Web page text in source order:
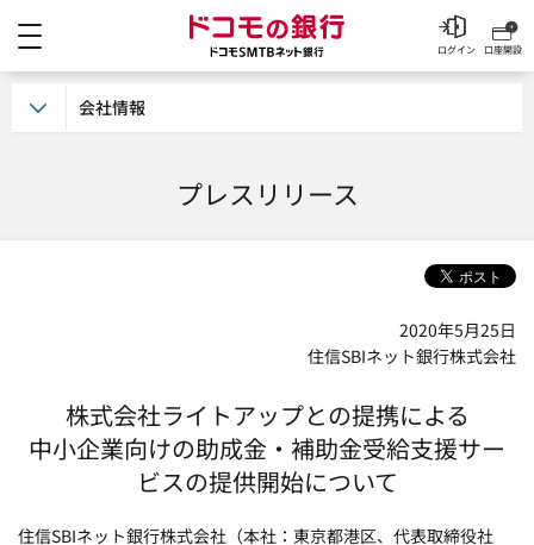
ドコモの銀行 ドコモ
口座開設
ログイン
プレスリリース
2020年5月25日
住信SBIネット銀行株式会社
株式会社ライトアップとの提携による
中小企業向けの助成金・補助金受給支援サー
ビスの提供開始について
住信SBIネット銀行株式会社（本社：東京都港区、代表取締役社
会社情報